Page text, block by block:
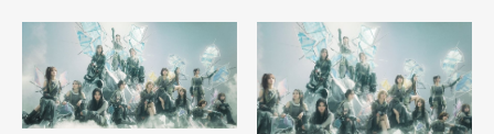
楽曲は街中・店内で配信！